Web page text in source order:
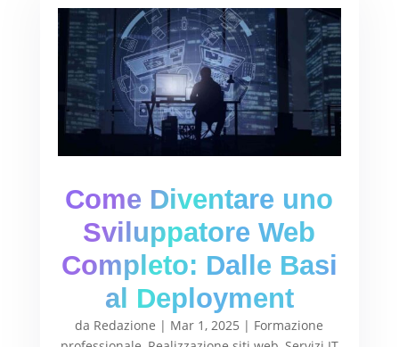
Come Diventare uno
Sviluppatore Web
Completo: Dalle Basi
al Deployment
da Redazione | Mar 1, 2025 | Formazione